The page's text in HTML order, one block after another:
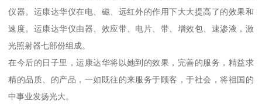
仪器。运康达华仪在电、磁、远红外的作用下大大提高了的效果和
速度。运康达华仪由器、效应带、电片、带、增效包、速渗液，激
光照射器七部份组成。
在今后的日子里，运康达华将以她到的效果，完善的服务，精益求
精的品质、的产品，一如既往的来服务于顾客，于社会，将祖国的
中事业发扬光大。